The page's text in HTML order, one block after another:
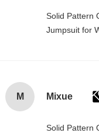
Solid Pattern
Jumpsuit for
M Mixue
Solid Pattern